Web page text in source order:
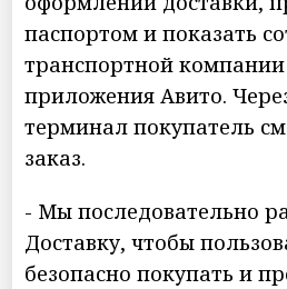
паспортом и показать
транспортной
приложения Авито.
терминал покупатель
заказ.
- Мы последовательно
Доставку, чтобы
безопасно покупать и